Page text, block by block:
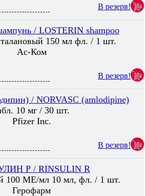
В резерв!
/ LOSTERIN shampoo
150 мл фл. / 1 шт.
Ас-Ком
В резерв!
/ NORVASC (amlodipine)
10 мг / 30 шт.
Pfizer Inc.
В резерв!
Р / RINSULIN R
100 МЕ/мл 10 мл, фл. / 1 шт.
Герофарм